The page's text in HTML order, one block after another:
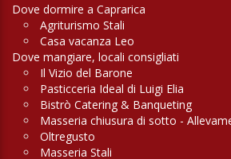
Dove dormire a Caprarica
Agriturismo Stali
Casa vacanza Leo
Dove mangiare, locali consigliati
Il Vizio del Barone
Pasticceria Ideal di Luigi Elia
Bistrò Catering & Banqueting
Masseria chiusura di sotto -
Oltregusto
Masseria Stali